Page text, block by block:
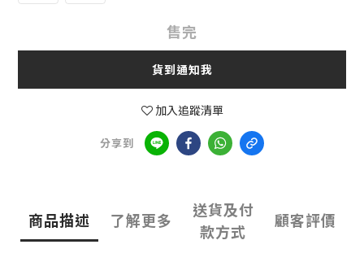
售完
貨到通知我
加入追蹤清單
分享到
商品描述 了解更多
送貨及付
款方式
顧客評價